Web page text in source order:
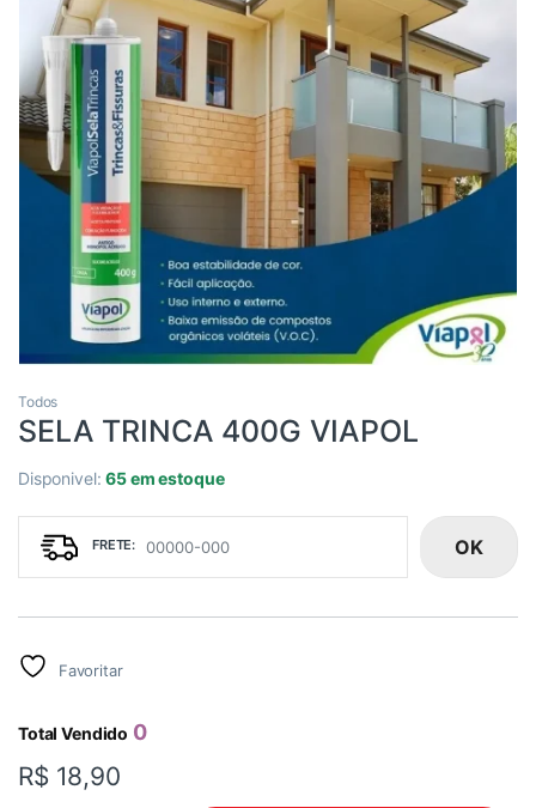
Todos
SELA TRINCA 400G VIAPOL
Disponivel:65 em estoque
OK
Favoritar
Total Vendido 0
R$ 18,90